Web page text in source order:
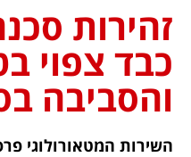
זהירות
כבד צפוי
והסביבה
השירות המטאורולוגי